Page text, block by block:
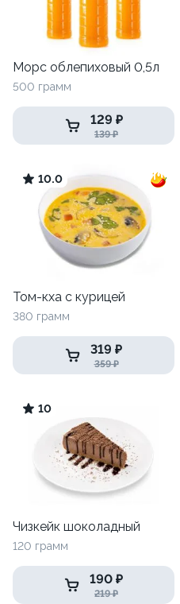
Морс облепиховый 0,5л
500 грамм
129 ₽
139 ₽
10.0
Том-кха с курицей
380 грамм
319 ₽
359 ₽
10
Чизкейк шоколадный
120 грамм
190 ₽
219 ₽